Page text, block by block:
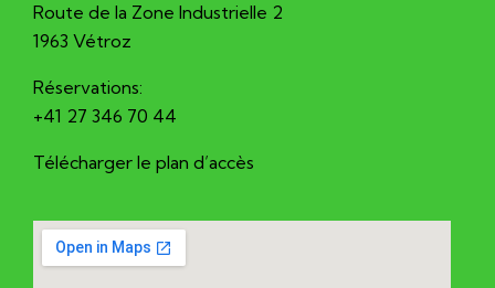
Route de la Zone Industrielle 2
1963 Vétroz
Réservations:
+41 27 346 70 44
Télécharger le plan d’accès